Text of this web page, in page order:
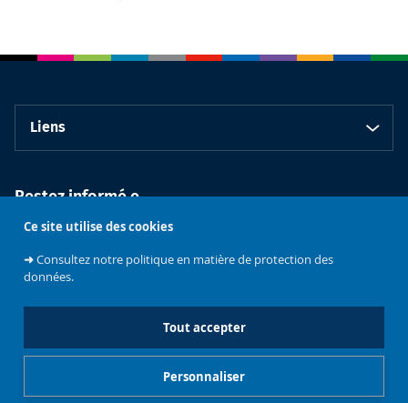
Ce site utilise des cookies
➜Consultez notre politique en matière de protection des
données.
Tout accepter
Personnaliser
Liens
Restez informé.e
Faculté de
sociales
L'université